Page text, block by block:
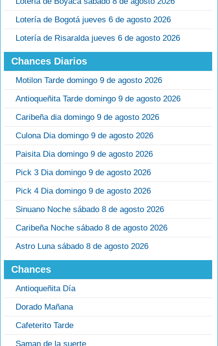
Lotería de Bogotá jueves 6 de agosto 2026
Lotería de Risaralda jueves 6 de agosto 2026
Chances Diarios
Motilon Tarde domingo 9 de agosto 2026
Antioqueñita Tarde domingo 9 de agosto 2026
Caribeña dia domingo 9 de agosto 2026
Culona Dia domingo 9 de agosto 2026
Paisita Dia domingo 9 de agosto 2026
Pick 3 Dia domingo 9 de agosto 2026
Pick 4 Dia domingo 9 de agosto 2026
Sinuano Noche sábado 8 de agosto 2026
Caribeña Noche sábado 8 de agosto 2026
Astro Luna sábado 8 de agosto 2026
Chances
Antioqueñita Día
Dorado Mañana
Cafeterito Tarde
Saman de la suerte